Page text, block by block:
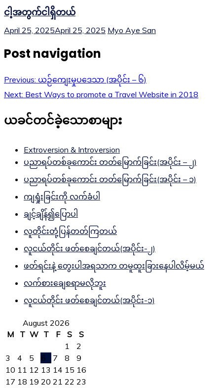
ငါ့အတွက်ငါရှိတယ်
April 25, 2025April 25, 2025 Myo Aye San
Post navigation
Previous: ယဉ်ကျေးမှုပဒေသာ (အပိုင်း – ၆)
Next: Best Ways to promote a Travel Website in 2018
ယခင်တင်ခဲ့သောစာများ
Extroversion & Introversion
ပညာရပ်တစ်ခုကောင်း တတ်မြောက်ခြင်း(အပိုင်း – ၂)
ပညာရပ်တစ်ခုကောင်း တတ်မြောက်ခြင်း(အပိုင်း – ၁)
ကျရှုံးခြင်းကို လက်ခံပါ
ချင့်ချိန်၍ပြောပါ
လူတိုင်းတုံ့ပြန်တတ်ကြတယ်
လူငယ်တိုင်း ဖတ်စေချင်တယ်(အပိုင်း-၂)
ဖတ်ရင်းနဲ့ တွေးပါအရသာက တမူထူးခြားနေပါလိမ့်မယ်
လက်စားချေစရာမလိုဘူး
လူငယ်တိုင်း ဖတ်စေချင်တယ်(အပိုင်း-၁)
August 2026
M
T W T F S
S
1
2
3
4 5 6 7 8
9
10 11 12 13 14 15 16
17 18 19 20 21 22 23